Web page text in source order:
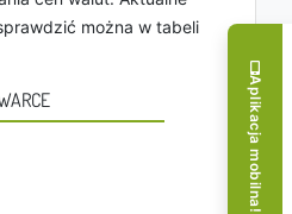
można w tabeli
Aplikacja mobilna!